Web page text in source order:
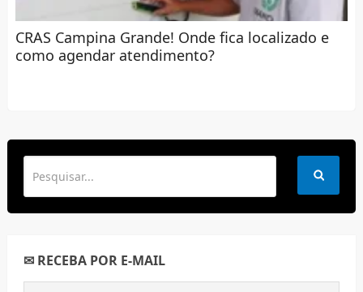
CRAS Campina Grande! Onde fica localizado e
como agendar atendimento?
✉ RECEBA POR E-MAIL